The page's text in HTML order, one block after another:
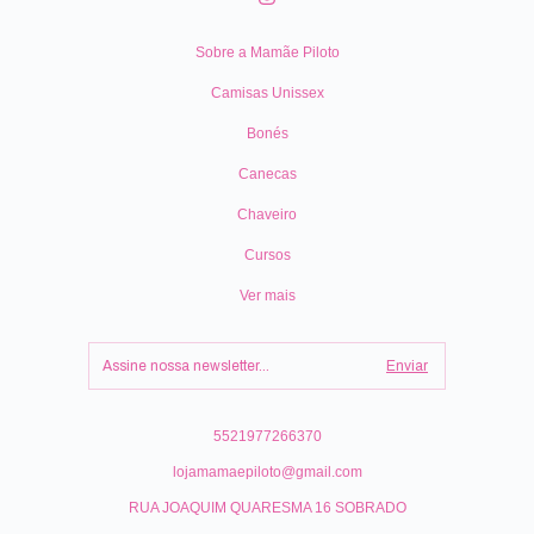
Sobre a Mamãe Piloto
Camisas Unissex
Bonés
Canecas
Chaveiro
Cursos
Ver mais
5521977266370
lojamamaepiloto@gmail.com
RUA JOAQUIM QUARESMA 16 SOBRADO